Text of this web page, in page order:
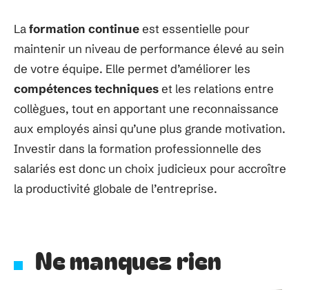
Laformation continueest essentielle pour
maintenir un niveau de performance élevé au sein
de votre équipe. Elle permet d’améliorer les
compétences techniqueset les relations entre
collègues, tout en apportant une reconnaissance
aux employés ainsi qu’une plus grande motivation.
Investir dans la formation professionnelle des
salariés est donc un choix judicieux pour accroître
la productivité globale de l’entreprise.
Ne manquez rien